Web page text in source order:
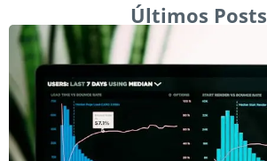
Últimos Posts